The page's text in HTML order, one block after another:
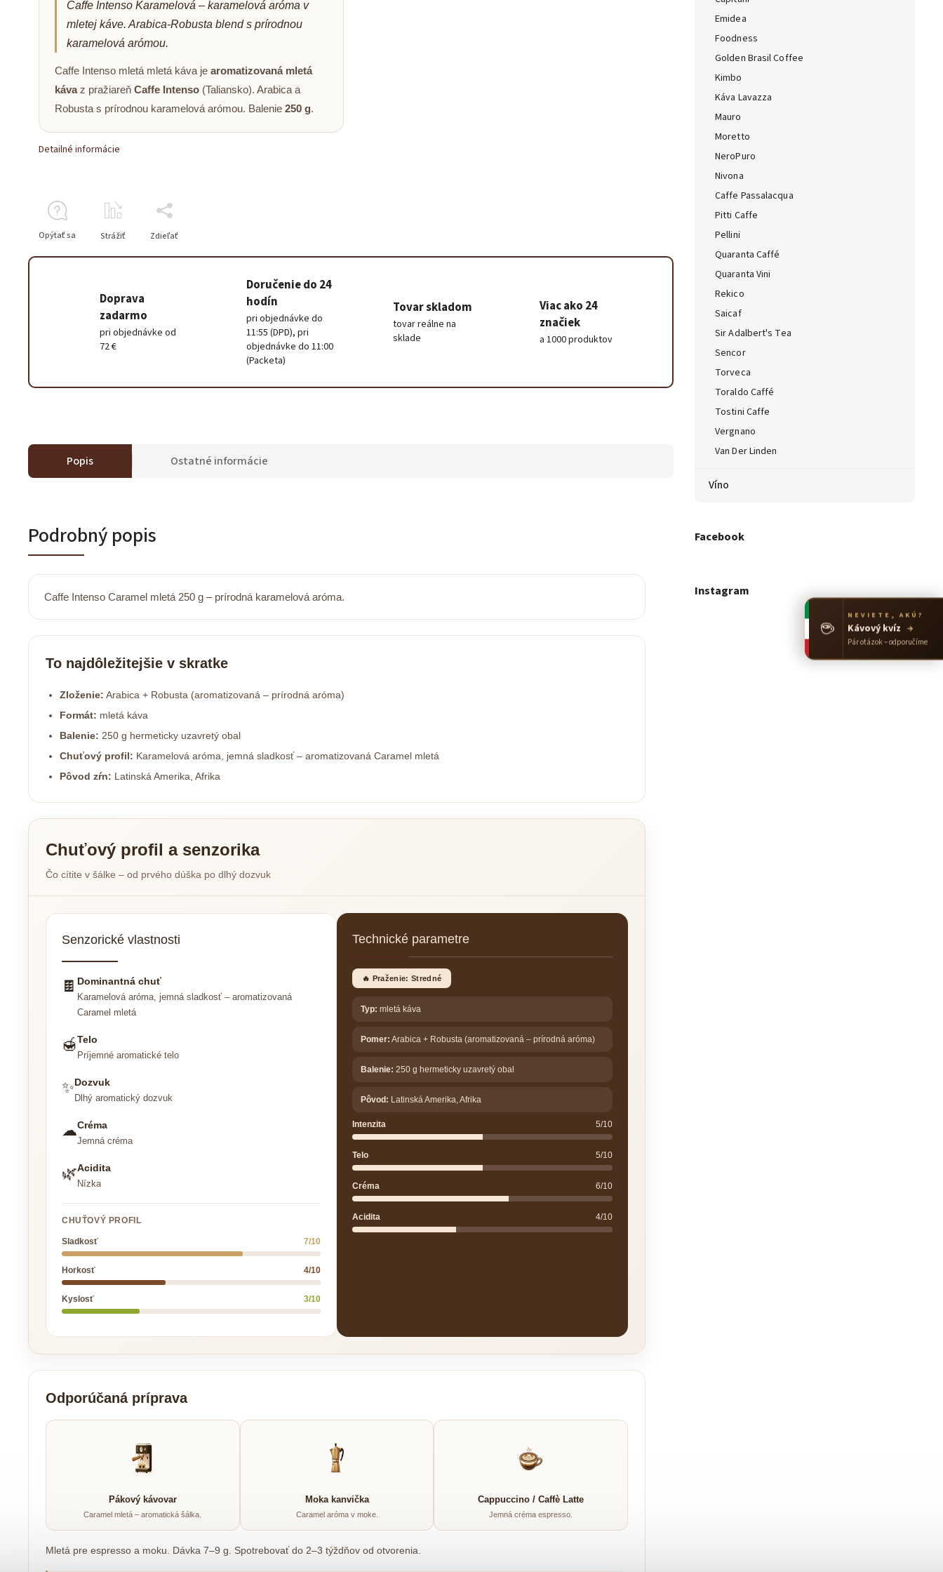
Emidea
Foodness
Golden Brasil Coffee
Kimbo
Káva Lavazza
Mauro
Moretto
NeroPuro
Nivona
Caffe Passalacqua
Pitti Caffe
Pellini
Quaranta Caffé
Quaranta Vini
Rekico
Saicaf
Sir Adalbert's Tea
Sencor
Torveca
Toraldo Caffé
Tostini Caffe
Vergnano
Van Der Linden
Víno
Facebook
Instagram
Caffe Intenso Karamelová – karamelová aróma v
mletej káve. Arabica-Robusta blend s prírodnou
karamelová arómou.
Caffe Intenso mletá mletá káva je aromatizovaná mletá
kávaz pražiareň Caffe Intenso (Taliansko). Arabica a
Robusta s prírodnou karamelová arómou. Balenie 250 g.
Detailné informácie
Opýtať sa Strážiť Zdieľať
Doprava
zadarmo
pri objednávke od
72 €
Doručenie do 24
hodín
pri objednávke do
11:55 (DPD), pri
objednávke do 11:00
(Packeta)
Tovar skladom
tovar reálne na
sklade
Viac ako 24
značiek
a 1000 produktov
Popis Ostatné informácie
Podrobný popis
Caffe Intenso Caramel mletá 250 g – prírodná karamelová aróma.
To najdôležitejšie v skratke
Zloženie: Arabica + Robusta (aromatizovaná – prírodná aróma)
Formát: mletá káva
Balenie: 250 g hermeticky uzavretý obal
Chuťový profil: Karamelová aróma, jemná sladkosť – aromatizovaná Caramel mletá
Pôvod zŕn: Latinská Amerika, Afrika
Chuťový profil a senzorika
Čo cítite v šálke – od prvého dúška po dlhý dozvuk
Senzorické vlastnosti
🍫 Dominantná chuť
Karamelová aróma, jemná sladkosť – aromatizovaná
Caramel mletá
🍯Telo
Príjemné aromatické telo
✨Dozvuk
Dlhý aromatický dozvuk
☁Créma
Jemná créma
🌿Acidita
Nízka
CHUŤOVÝ PROFIL
Sladkosť 7/10
Horkosť 4/10
Kyslosť 3/10
Technické parametre
🔥 Praženie: Stredné
Typ: mletá káva
Pomer: Arabica + Robusta (aromatizovaná – prírodná aróma)
Balenie: 250 g hermeticky uzavretý obal
Pôvod: Latinská Amerika, Afrika
Intenzita 5/10
Telo 5/10
Créma 6/10
Acidita 4/10
Odporúčaná príprava
Pákový kávovar
Caramel mletá – aromatická šálka.
Moka kanvička
Caramel aróma v moke.
Cappuccino / Caffè Latte
Jemná créma espresso.
Mletá pre espresso a moku. Dávka 7–9 g. Spotrebovať do 2–3 týždňov od otvorenia.
Barista — poradca Caffeitaliano
Poradím s výberom kávy aj kompatibilitou
☕ NEVIETE, AKÚ?
Kávový kvíz →
Pár otázok – odporučíme